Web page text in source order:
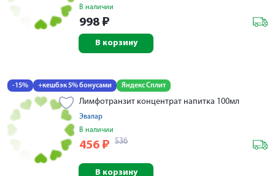
В наличии
998 ₽
В корзину
-15% +кешбэк 5% бонусами Яндекс Сплит
Лимфотранзит концентрат напитка 100мл
Эвалар
В наличии
456 ₽ 536
В корзину